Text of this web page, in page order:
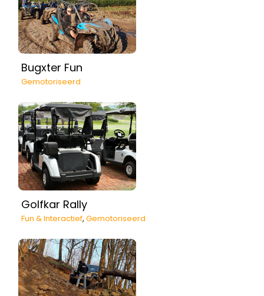
Bugxter Fun
Gemotoriseerd
Golfkar Rally
Fun & Interactief, Gemotoriseerd